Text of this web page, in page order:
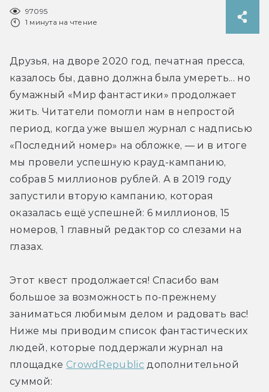
97095
1 минута на чтение
Друзья, на дворе 2020 год, печатная пресса,
казалось бы, давно должна была умереть... но
бумажный «Мир фантастики» продолжает
жить. Читатели помогли нам в непростой
период, когда уже вышел журнал с надписью
«Последний номер» на обложке, — и в итоге
мы провели успешную крауд-кампанию,
собрав 5 миллионов рублей. А в 2019 году
запустили вторую кампанию, которая
оказалась ещё успешней: 6 миллионов, 15
номеров, 1 главный редактор со слезами на
глазах.
Этот квест продолжается! Спасибо вам
большое за возможность по-прежнему
заниматься любимым делом и радовать вас!
Ниже мы приводим список фантастических
людей, которые поддержали журнал на
площадке CrowdRepublic дополнительной
суммой: